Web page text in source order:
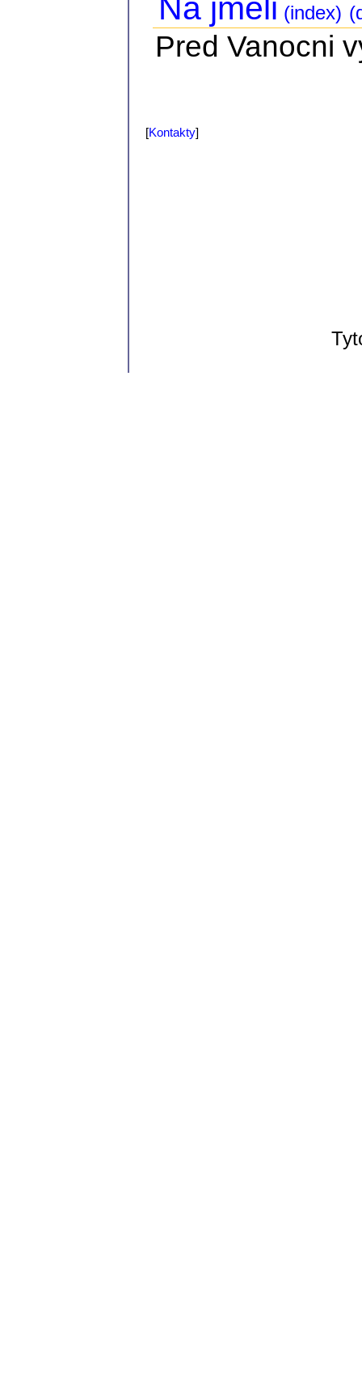
Na jmeli (index)
Pred Vanocni
[Kontakty]